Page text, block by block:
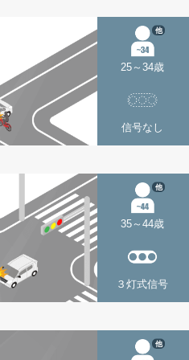
25～34歳
他
信号なし
35～44歳
他
３灯式信号
他